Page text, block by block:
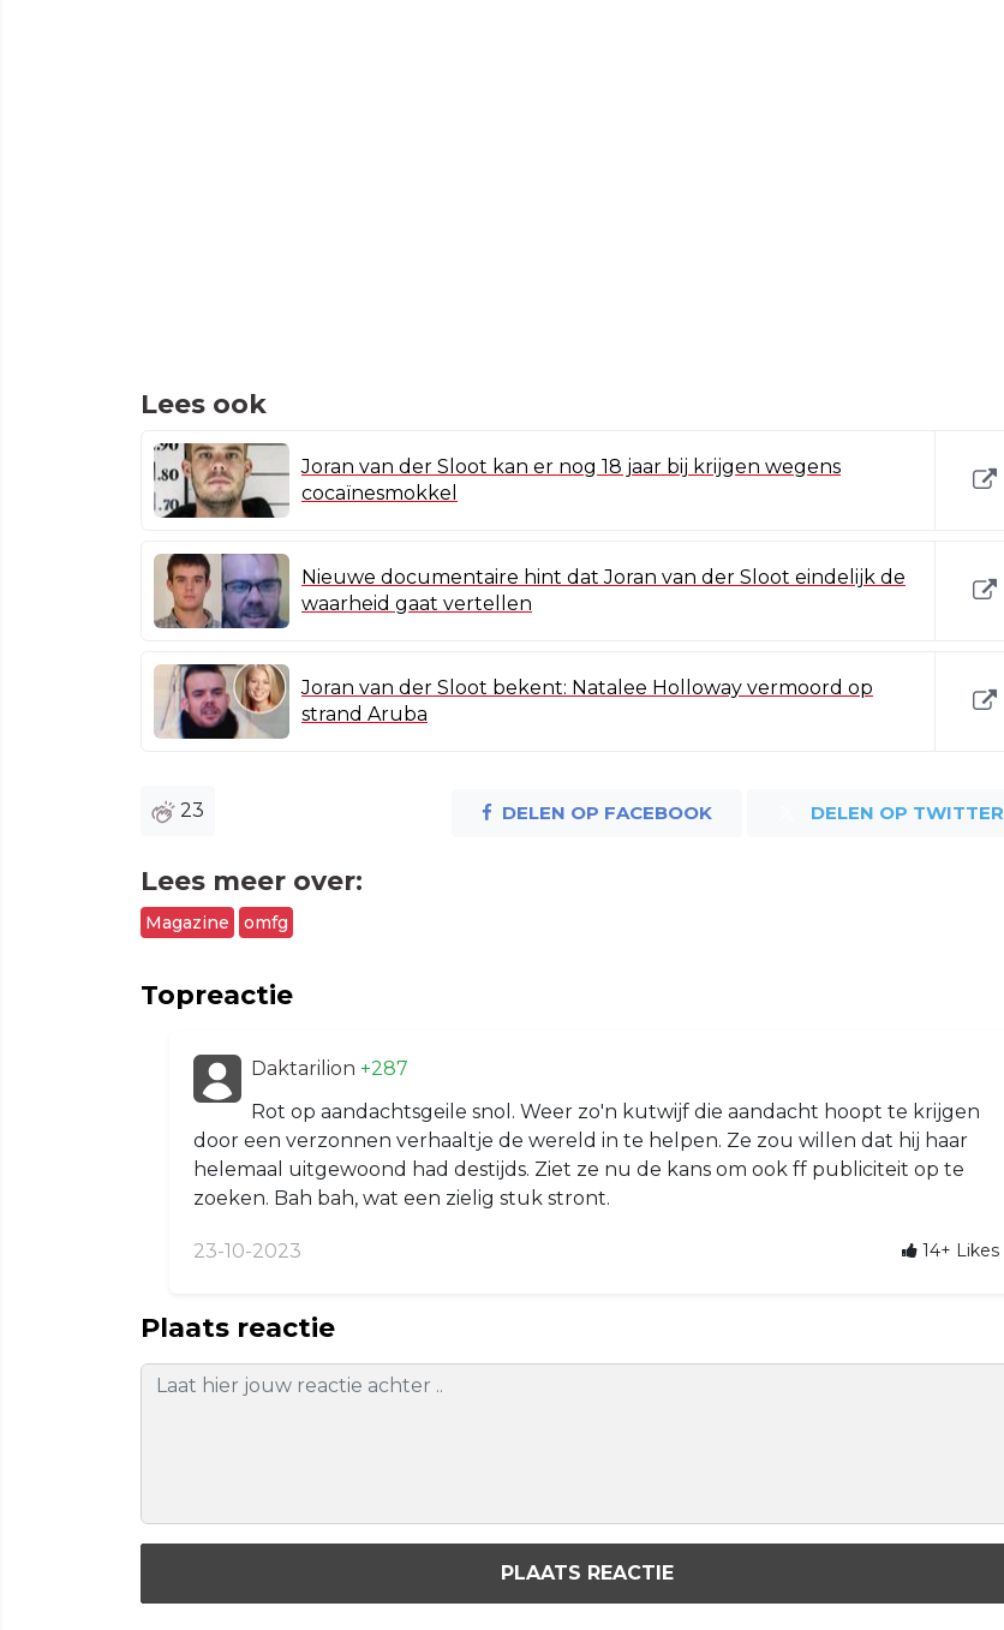
Lees ook
Joran van der Sloot kan er nog 18 jaar bij krijgen wegens
cocaïnesmokkel
Nieuwe documentaire hint dat Joran van der Sloot eindelijk de
waarheid gaat vertellen
Joran van der Sloot bekent: Natalee Holloway vermoord op
strand Aruba
23 DELEN OP FACEBOOK DELEN OP TWITTER
Lees meer over:
Magazine omfg
Topreactie
Daktarilion +287
Rot op aandachtsgeile snol. Weer zo'n kutwijf die aandacht hoopt te krijgen
door een verzonnen verhaaltje de wereld in te helpen. Ze zou willen dat hij haar
helemaal uitgewoond had destijds. Ziet ze nu de kans om ook ff publiciteit op te
zoeken. Bah bah, wat een zielig stuk stront.
23-10-2023 14+ Likes
Plaats reactie
PLAATS REACTIE